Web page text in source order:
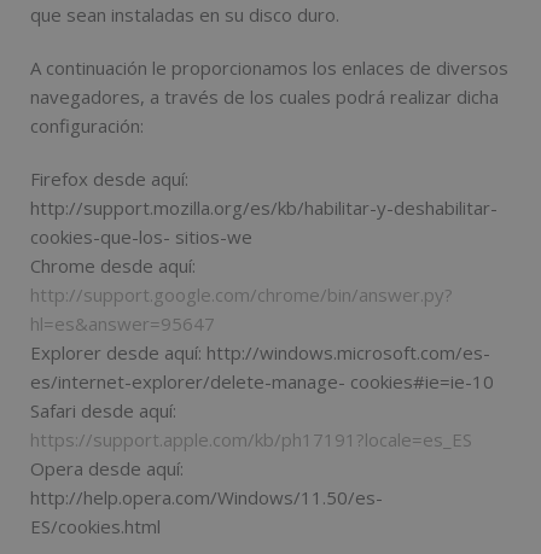
que sean instaladas en su disco duro.
A continuación le proporcionamos los enlaces de diversos
navegadores, a través de los cuales podrá realizar dicha
configuración:
Firefox desde aquí:
http://support.mozilla.org/es/kb/habilitar-y-deshabilitar-
cookies-que-los- sitios-we
Chrome desde aquí:
http://support.google.com/chrome/bin/answer.py?
hl=es&answer=95647
Explorer desde aquí: http://windows.microsoft.com/es-
es/internet-explorer/delete-manage- cookies#ie=ie-10
Safari desde aquí:
https://support.apple.com/kb/ph17191?locale=es_ES
Opera desde aquí:
http://help.opera.com/Windows/11.50/es-
ES/cookies.html